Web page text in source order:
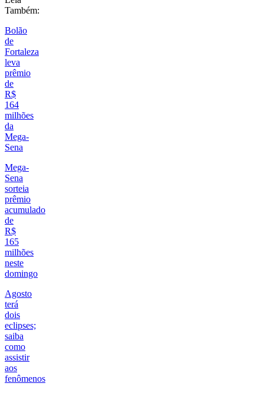
Também:
Bolão
de
Fortaleza
leva
prêmio
de
R$
164
milhões
da
Mega-
Sena
Mega-
Sena
sorteia
prêmio
acumulado
de
R$
165
milhões
neste
domingo
Agosto
terá
dois
eclipses;
saiba
como
assistir
aos
fenômenos